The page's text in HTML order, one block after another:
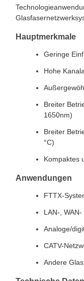
Hauptmerkmale
Geringe
Hohe
Breiter
1650nm)
Breiter
°C)
Kompaktes
Anwendungen
FTTX-
LAN-,
Analoge/
CATV-
Andere